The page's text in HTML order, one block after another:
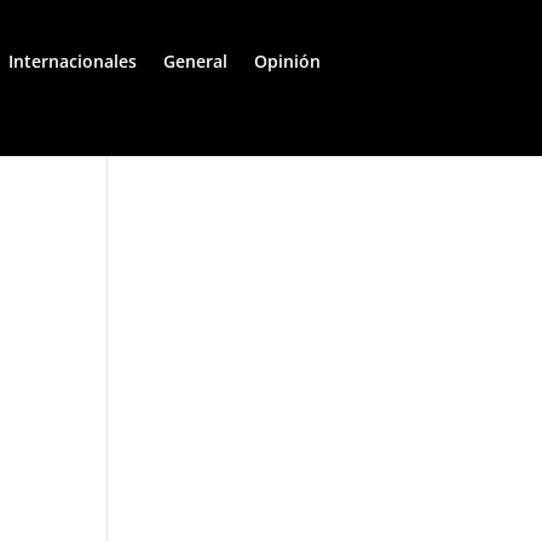
Internacionales General Opinión